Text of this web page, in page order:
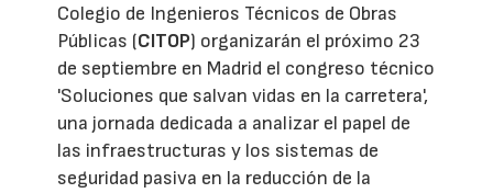
Colegio de Ingenieros Técnicos de Obras
Públicas (CITOP) organizarán el próximo 23
de septiembre en Madrid el congreso técnico
'Soluciones que salvan vidas en la carretera',
una jornada dedicada a analizar el papel de
las infraestructuras y los sistemas de
seguridad pasiva en la reducción de la